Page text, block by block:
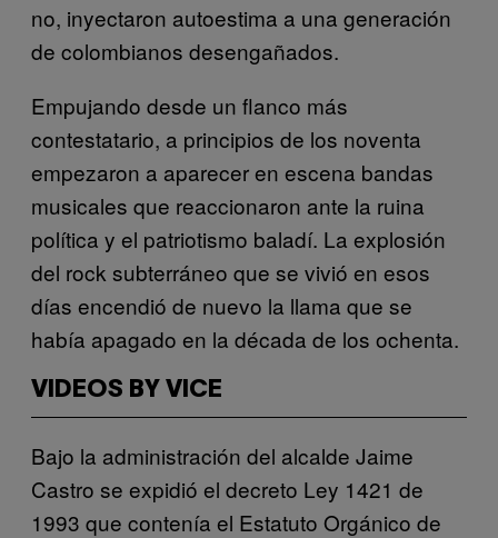
no, inyectaron autoestima a una generación
de colombianos desengañados.
Empujando desde un flanco más
contestatario, a principios de los noventa
empezaron a aparecer en escena bandas
musicales que reaccionaron ante la ruina
política y el patriotismo baladí. La explosión
del rock subterráneo que se vivió en esos
días encendió de nuevo la llama que se
había apagado en la década de los ochenta.
VIDEOS BY VICE
Bajo la administración del alcalde Jaime
Castro se expidió el decreto Ley 1421 de
1993 que contenía el Estatuto Orgánico de